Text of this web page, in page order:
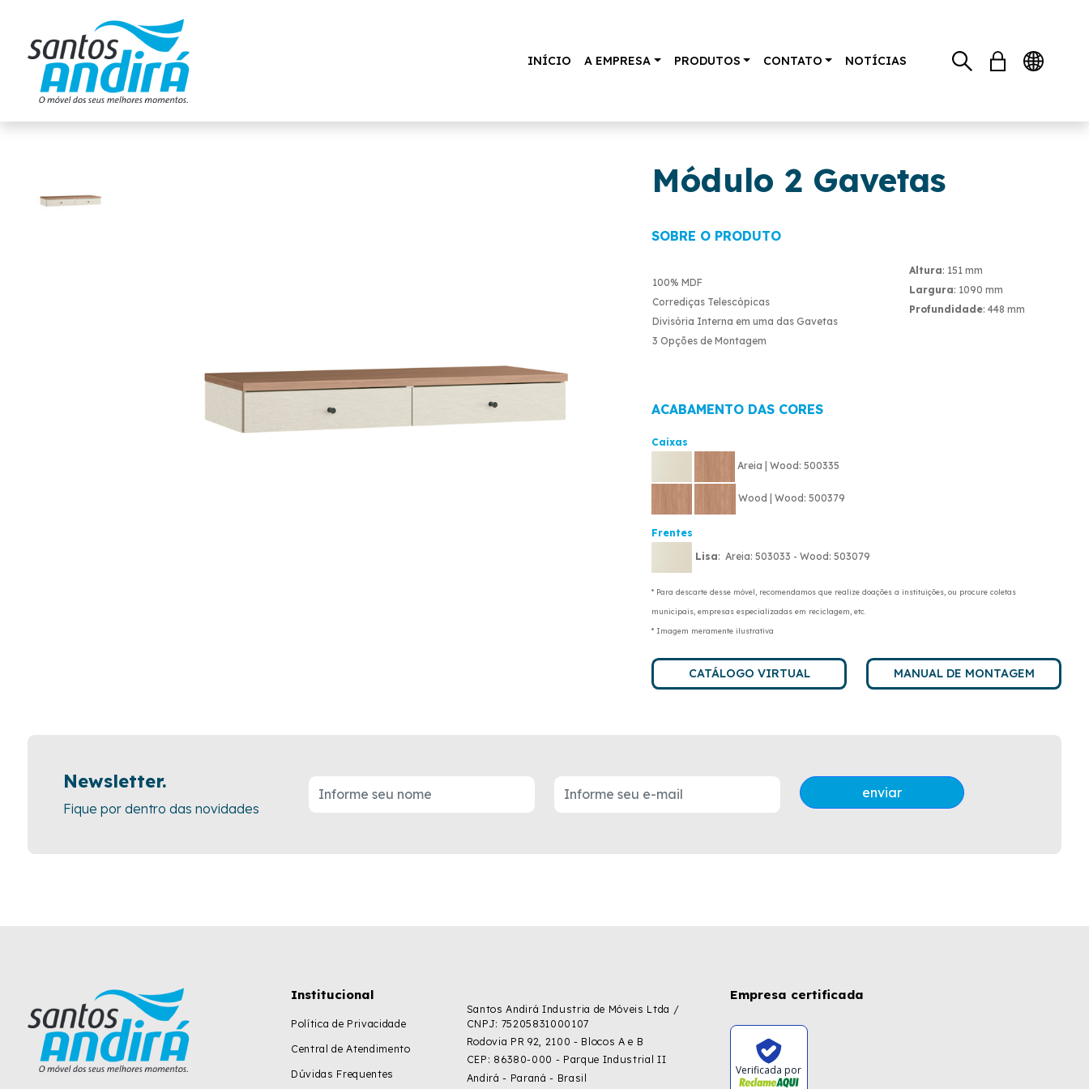
INÍCIO A EMPRESA PRODUTOS CONTATO NOTÍCIAS
Módulo 2 Gavetas
SOBRE O PRODUTO
100% MDF
Corrediças Telescópicas
Divisória Interna em uma das Gavetas
3 Opções de Montagem
Altura: 151 mm
Largura: 1090 mm
Profundidade: 448 mm
ACABAMENTO DAS CORES
Caixas
Areia | Wood: 500335
Wood | Wood: 500379
Frentes
Lisa: Areia: 503033 - Wood: 503079
* Para descarte desse móvel, recomendamos que realize doações a instituições, ou procure coletas
municipais, empresas especializadas em reciclagem, etc.
* Imagem meramente ilustrativa
CATÁLOGO VIRTUAL MANUAL DE MONTAGEM
Newsletter.
Fique por dentro das novidades
enviar
Institucional
Política de Privacidade
Central de Atendimento
Dúvidas Frequentes
Santos Andirá Industria de Móveis Ltda /
CNPJ: 75205831000107
Rodovia PR 92, 2100 - Blocos A e B
CEP: 86380-000 - Parque Industrial II
Andirá - Paraná - Brasil
Empresa certificada
Verificada por